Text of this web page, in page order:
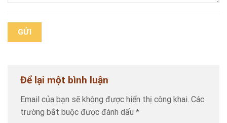
Để lại một bình luận
Email của bạn sẽ không được hiển thị công khai. Các
trường bắt buộc được đánh dấu *